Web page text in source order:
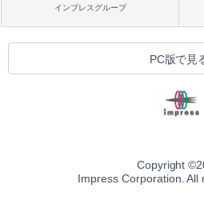
インプレスグループ
PC版で見
Copyright ©
Impress Corporation. All